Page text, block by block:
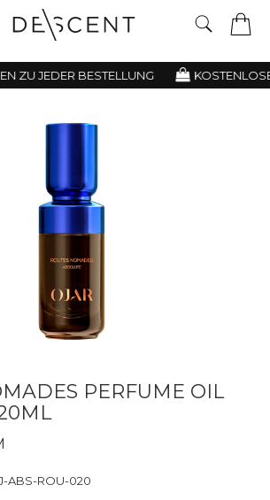
ZU JEDER BESTELLUNG
PERFUME OIL
ABS-ROU-020